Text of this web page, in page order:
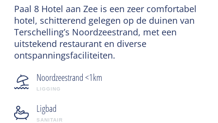
Paal 8 Hotel aan Zee is een zeer comfortabel
hotel, schitterend gelegen op de duinen van
Terschelling’s Noordzeestrand, met een
uitstekend restaurant en diverse
ontspanningsfaciliteiten.
Noordzeestrand <1km
LIGGING
Ligbad
SANITAIR